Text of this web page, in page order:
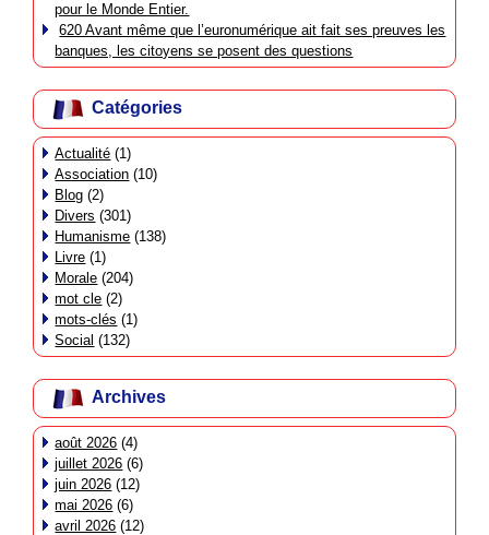
pour le Monde Entier.
620 Avant même que l’euronumérique ait fait ses preuves les
banques, les citoyens se posent des questions
Catégories
Actualité (1)
Association (10)
Blog (2)
Divers (301)
Humanisme (138)
Livre (1)
Morale (204)
mot cle (2)
mots-clés (1)
Social (132)
Archives
août 2026 (4)
juillet 2026 (6)
juin 2026 (12)
mai 2026 (6)
avril 2026 (12)